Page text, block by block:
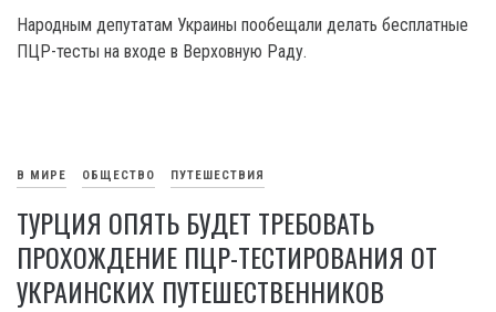
Народным депутатам Украины пообещали делать бесплатные
ПЦР-тесты на входе в Верховную Раду.
В МИРЕ ОБЩЕСТВО ПУТЕШЕСТВИЯ
ТУРЦИЯ ОПЯТЬ БУДЕТ ТРЕБОВАТЬ
ПРОХОЖДЕНИЕ ПЦР-ТЕСТИРОВАНИЯ ОТ
УКРАИНСКИХ ПУТЕШЕСТВЕННИКОВ